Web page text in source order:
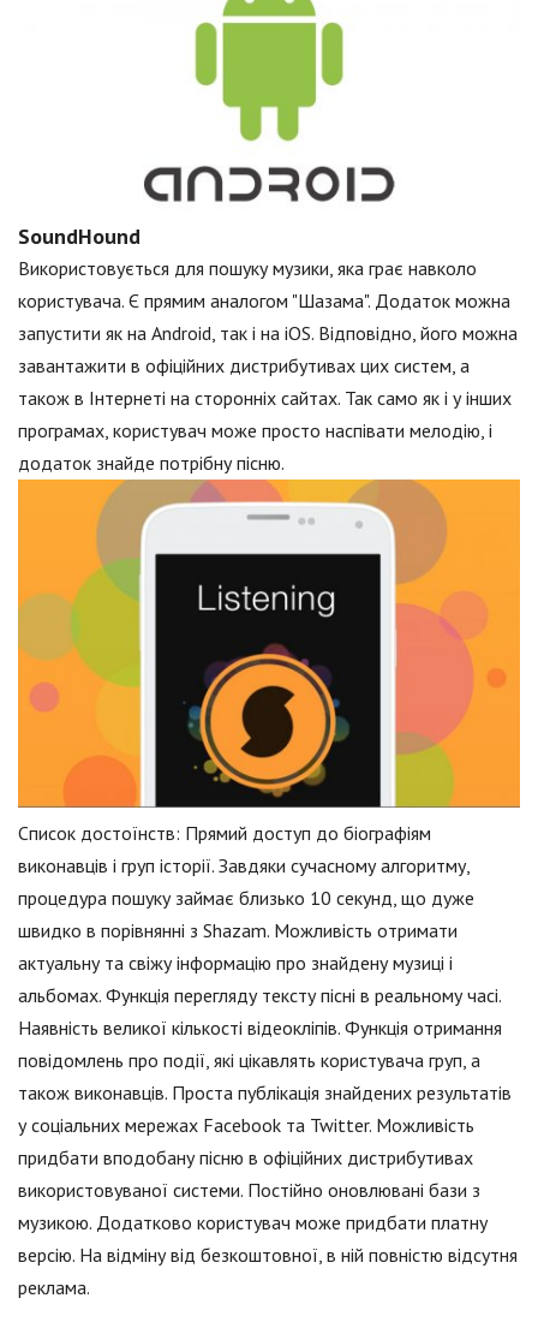
SoundHound
Використовується для пошуку музики, яка грає навколо
користувача. Є прямим аналогом "Шазама". Додаток можна
запустити як на Android, так і на iOS. Відповідно, його можна
завантажити в офіційних дистрибутивах цих систем, а
також в Інтернеті на сторонніх сайтах. Так само як і у інших
програмах, користувач може просто наспівати мелодію, і
додаток знайде потрібну пісню.
Список достоїнств: Прямий доступ до біографіям
виконавців і груп історії. Завдяки сучасному алгоритму,
процедура пошуку займає близько 10 секунд, що дуже
швидко в порівнянні з Shazam. Можливість отримати
актуальну та свіжу інформацію про знайдену музиці і
альбомах. Функція перегляду тексту пісні в реальному часі.
Наявність великої кількості відеокліпів. Функція отримання
повідомлень про події, які цікавлять користувача груп, а
також виконавців. Проста публікація знайдених результатів
у соціальних мережах Facebook та Twitter. Можливість
придбати вподобану пісню в офіційних дистрибутивах
використовуваної системи. Постійно оновлювані бази з
музикою. Додатково користувач може придбати платну
версію. На відміну від безкоштовної, в ній повністю відсутня
реклама.